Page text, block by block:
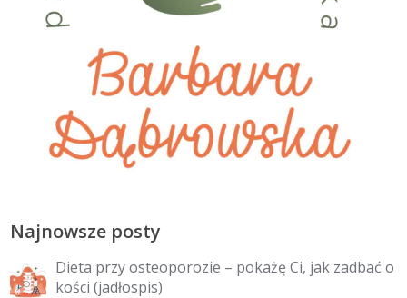
Najnowsze posty
Dieta przy osteoporozie – pokażę Ci, jak zadbać o
kości (jadłospis)